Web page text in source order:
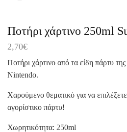
Ποτήρι χάρτινο 250ml
2,70€
Ποτήρι χάρτινο από τα είδη πάρτυ
Nintendo.
Χαρούμενο θεματικό για να
αγορίστικο πάρτυ!
Χωρητικότητα: 250ml